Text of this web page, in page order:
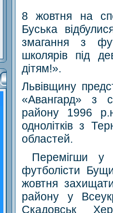
8 жовтня на
Буська
змагання з
школярів під
дітям!».
Львівщину
«Авангард» з
району 1996
однолітків з
областей.
Перемігши у
футболісти
жовтня
району у
Скадовськ